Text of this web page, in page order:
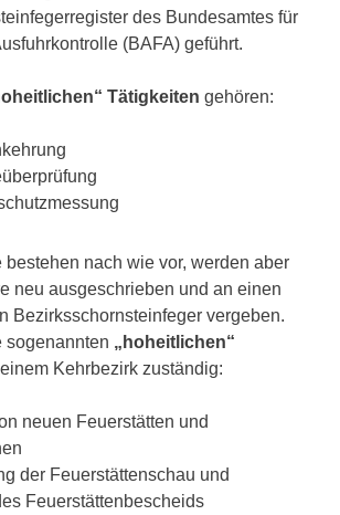
des Bundesamtes für
(BAFA) geführt.
Tätigkeiten gehören:
bestehen nach wie vor, werden aber
neu ausgeschrieben und an einen
Bezirksschornsteinfeger vergeben.
sogenannten „hoheitlichen“
Kehrbezirk zuständig:
neuen Feuerstätten und
der Feuerstättenschau und
Feuerstättenbescheids